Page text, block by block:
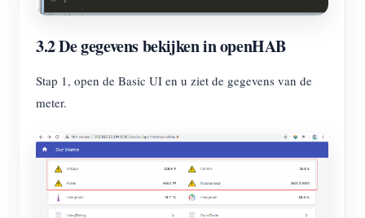
3.2 De gegevens bekijken in openHAB
Stap 1, open de Basic UI en u ziet de gegevens van de
meter.